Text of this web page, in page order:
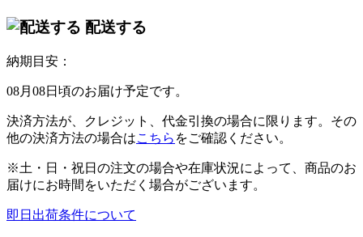
配送する
納期目安：
08月08日頃のお届け予定です。
決済方法が、クレジット、代金引換の場合に限ります。その
他の決済方法の場合はこちら をご確認ください。
※土・日・祝日の注文の場合や在庫状況によって、商品のお
届けにお時間をいただく場合がございます。
即日出荷条件について